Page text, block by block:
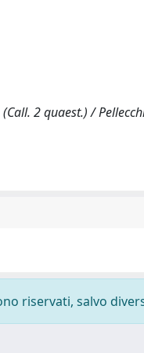
2 quaest.) /
riservati, salvo